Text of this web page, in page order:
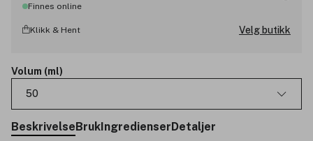
Finnes online
Klikk & Hent Velg butikk
Volum (ml)
50
BeskrivelseBrukIngredienserDetaljer